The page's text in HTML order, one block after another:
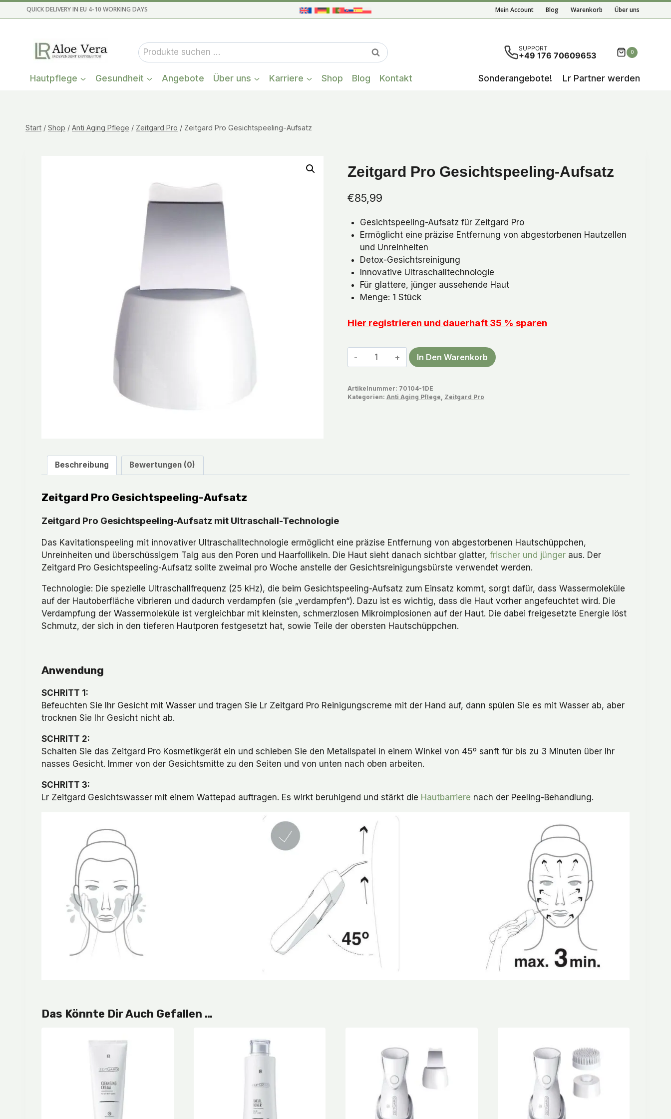
Inhalt
QUICK DELIVERY IN EU 4-10 WORKING DAYS Mein Account Blog Warenkorb Über uns
Suchen
nach:
SuchenWenn die Ergebnisse der automatischen Vervollständigung
SUPPORT
+49 176 70609653 0
Hautpflege Gesundheit Angebote Über uns Karriere Shop Blog Kontakt Sonderangebote! Lr Partner werden
Start / Shop / Anti Aging Pflege / Zeitgard Pro / Zeitgard Pro Gesichtspeeling-Aufsatz
Zeitgard Pro Gesichtspeeling-Aufsatz
€85,99
Gesichtspeeling-Aufsatz für Zeitgard Pro
Ermöglicht eine präzise Entfernung von abgestorbenen Hautzellen
und Unreinheiten
Detox-Gesichtsreinigung
Innovative Ultraschalltechnologie
Für glattere, jünger aussehende Haut
Menge: 1 Stück
Hier registrieren und dauerhaft 35 % sparen
Zeitgard
Pro
Aufsatz
Menge
In Den Warenkorb
Artikelnummer: 70104-1DE
Kategorien: Anti Aging Pflege, Zeitgard Pro
Beschreibung Bewertungen (0)
Zeitgard Pro Gesichtspeeling-Aufsatz
Zeitgard Pro Gesichtspeeling-Aufsatz mit Ultraschall-Technologie
Das Kavitationspeeling mit innovativer Ultraschalltechnologie ermöglicht eine präzise Entfernung von abgestorbenen Hautschüppchen,
Unreinheiten und überschüssigem Talg aus den Poren und Haarfollikeln. Die Haut sieht danach sichtbar glatter, frischer und jünger aus. Der
Zeitgard Pro Gesichtspeeling-Aufsatz sollte zweimal pro Woche anstelle der Gesichtsreinigungsbürste verwendet werden.
Technologie: Die spezielle Ultraschallfrequenz (25 kHz), die beim Gesichtspeeling-Aufsatz zum Einsatz kommt, sorgt dafür, dass Wassermoleküle
auf der Hautoberfläche vibrieren und dadurch verdampfen (sie „verdampfen“). Dazu ist es wichtig, dass die Haut vorher angefeuchtet wird. Die
Verdampfung der Wassermoleküle ist vergleichbar mit kleinsten, schmerzlosen Mikroimplosionen auf der Haut. Die dabei freigesetzte Energie löst
Schmutz, der sich in den tieferen Hautporen festgesetzt hat, sowie Teile der obersten Hautschüppchen.
Anwendung
SCHRITT 1:
Befeuchten Sie Ihr Gesicht mit Wasser und tragen Sie Lr Zeitgard Pro Reinigungscreme mit der Hand auf, dann spülen Sie es mit Wasser ab, aber
trocknen Sie Ihr Gesicht nicht ab.
SCHRITT 2:
Schalten Sie das Zeitgard Pro Kosmetikgerät ein und schieben Sie den Metallspatel in einem Winkel von 45º sanft für bis zu 3 Minuten über Ihr
nasses Gesicht. Immer von der Gesichtsmitte zu den Seiten und von unten nach oben arbeiten.
SCHRITT 3:
Lr Zeitgard Gesichtswasser mit einem Wattepad auftragen. Es wirkt beruhigend und stärkt die Hautbarriere nach der Peeling-Behandlung.
Das Könnte Dir Auch Gefallen …
Gesichtspeeling-
Aufsatz